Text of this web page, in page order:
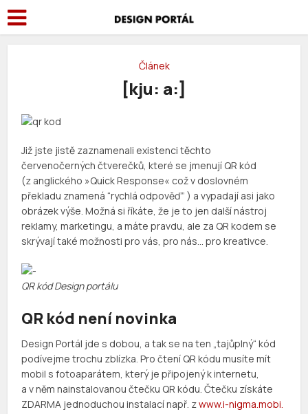
Článek
[kju: a:]
Již jste jistě zaznamenali existenci těchto
červenočerných čtverečků, které se jmenují QR kód
(z anglického »Quick Response« což v doslovném
překladu znamená “rychlá odpověď” ) a vypadají asi jako
obrázek výše. Možná si říkáte, že je to jen další nástroj
reklamy, marketingu, a máte pravdu, ale za QR kodem se
skrývají také možnosti pro vás, pro nás… pro kreativce.
QR kód Design portálu
QR kód není novinka
Design Portál jde s dobou, a tak se na ten „tajůplný“ kód
podívejme trochu zblízka. Pro čtení QR kódu musíte mít
mobil s fotoaparátem, který je připojený k internetu,
a v něm nainstalovanou čtečku QR kódu. Čtečku získáte
ZDARMA jednoduchou instalací např. zwww.i-nigma.mobi.